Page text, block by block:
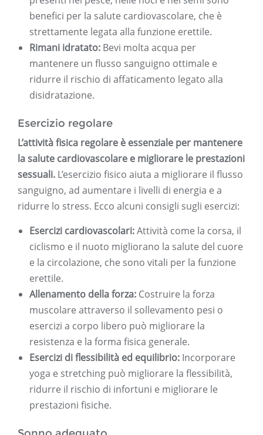
benefici per la salute cardiovascolare, che è
strettamente legata alla funzione erettile.
Rimani idratato: Bevi molta acqua per
mantenere un flusso sanguigno ottimale e
ridurre il rischio di affaticamento legato alla
disidratazione.
Esercizio regolare
L’attività fisica regolare è essenziale per mantenere
la salute cardiovascolare e migliorare le prestazioni
sessuali. L’esercizio fisico aiuta a migliorare il flusso
sanguigno, ad aumentare i livelli di energia e a
ridurre lo stress. Ecco alcuni consigli sugli esercizi:
Esercizi cardiovascolari:Attività come la corsa, il
ciclismo e il nuoto migliorano la salute del cuore
e la circolazione, che sono vitali per la funzione
erettile.
Allenamento della forza: Costruire la forza
muscolare attraverso il sollevamento pesi o
esercizi a corpo libero può migliorare la
resistenza e la forma fisica generale.
Esercizi di flessibilità ed equilibrio: Incorporare
yoga e stretching può migliorare la flessibilità,
ridurre il rischio di infortuni e migliorare le
prestazioni fisiche.